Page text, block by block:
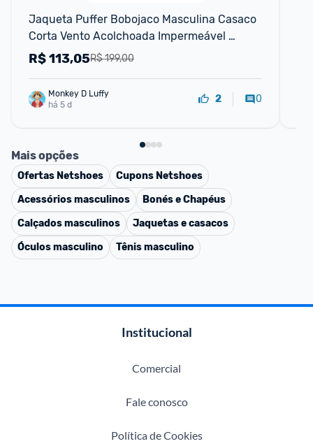
Jaqueta Puffer Bobojaco Masculina Casaco
Corta Vento Acolchoada Impermeável
Bolsos Capuz Removível
R$ 199,00
R$113,05
Monkey D Luffy
há 5 d
2 0
Mais opções
Ofertas Netshoes Cupons Netshoes
Acessórios masculinos
Bonés e Chapéus
Calçados masculinos
Jaquetas e casacos
Óculos masculino
Tênis masculino
Institucional
Comercial
Fale conosco
Política de Cookies